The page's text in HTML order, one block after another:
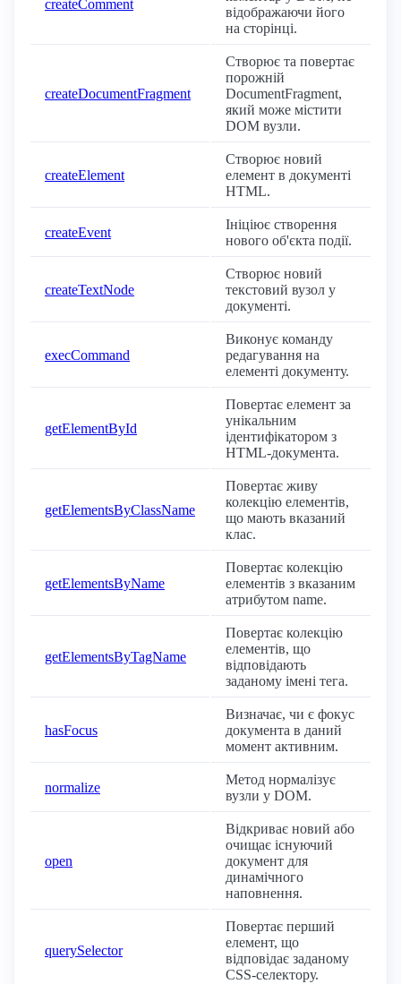
createComment
відображаючи його
на сторінці.
createDocumentFragment
Створює та повертає
порожній
DocumentFragment,
який може містити
DOM вузли.
createElement
Створює новий
елемент в документі
HTML.
createEvent
Ініціює створення
нового об'єкта події.
createTextNode
Створює новий
текстовий вузол у
документі.
execCommand
Виконує команду
редагування на
елементі документу.
getElementById
Повертає елемент за
унікальним
ідентифікатором з
HTML-документа.
getElementsByClassName
Повертає живу
колекцію елементів,
що мають вказаний
клас.
getElementsByName
Повертає колекцію
елементів з вказаним
атрибутом name.
getElementsByTagName
Повертає колекцію
елементів, що
відповідають
заданому імені тега.
hasFocus
Визначає, чи є фокус
документа в даний
момент активним.
normalize
Метод нормалізує
вузли у DOM.
open
Відкриває новий або
очищає існуючий
документ для
динамічного
наповнення.
querySelector
Повертає перший
елемент, що
відповідає заданому
CSS-селектору.